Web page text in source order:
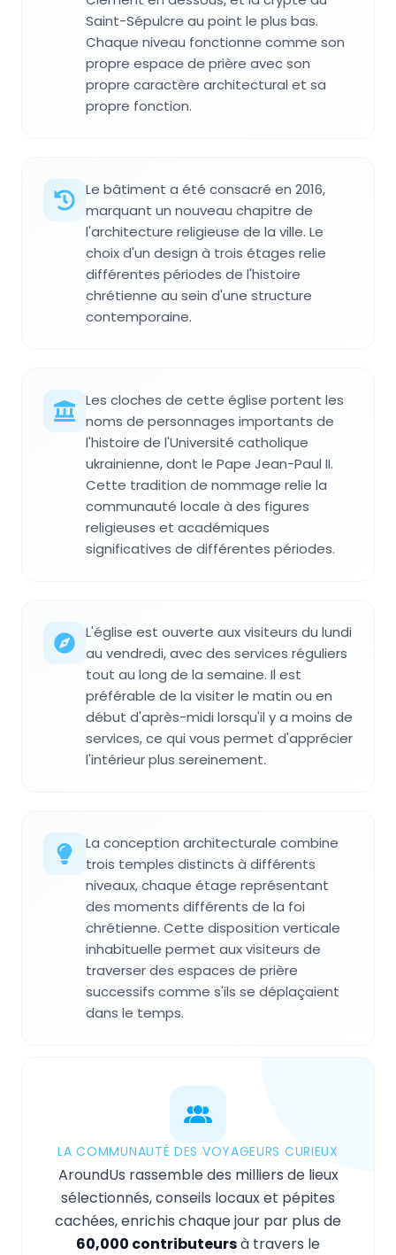
Saint-Sépulcre au point le plus bas.
Chaque niveau fonctionne comme son
propre espace de prière avec son
propre caractère architectural et sa
propre fonction.
Le bâtiment a été consacré en 2016,
marquant un nouveau chapitre de
l'architecture religieuse de la ville. Le
choix d'un design à trois étages relie
différentes périodes de l'histoire
chrétienne au sein d'une structure
contemporaine.
Les cloches de cette église portent les
noms de personnages importants de
l'histoire de l'Université catholique
ukrainienne, dont le Pape Jean-Paul II.
Cette tradition de nommage relie la
communauté locale à des figures
religieuses et académiques
significatives de différentes périodes.
L'église est ouverte aux visiteurs du lundi
au vendredi, avec des services réguliers
tout au long de la semaine. Il est
préférable de la visiter le matin ou en
début d'après-midi lorsqu'il y a moins de
services, ce qui vous permet d'apprécier
l'intérieur plus sereinement.
La conception architecturale combine
trois temples distincts à différents
niveaux, chaque étage représentant
des moments différents de la foi
chrétienne. Cette disposition verticale
inhabituelle permet aux visiteurs de
traverser des espaces de prière
successifs comme s'ils se déplaçaient
dans le temps.
LA COMMUNAUTÉ DES VOYAGEURS CURIEUX
AroundUs rassemble des milliers de lieux
sélectionnés, conseils locaux et pépites
cachées, enrichis chaque jour par plus de
60,000 contributeursà travers le